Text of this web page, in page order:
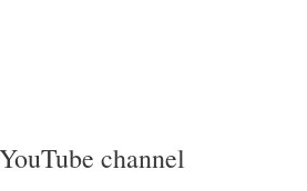
channel